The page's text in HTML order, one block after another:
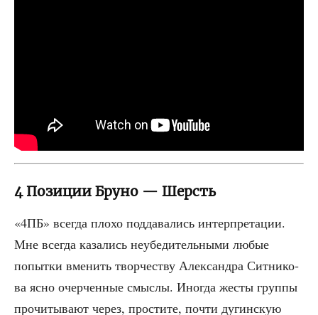
4 Позиции Бруно — Шерсть
«4ПБ» все­гда пло­хо под­да­ва­лись интер­пре­та­ции.
Мне все­гда каза­лись неубе­ди­тель­ны­ми любые
попыт­ки вме­нить твор­че­ству Алек­сандра Сит­ни­ко­
ва ясно очер­чен­ные смыс­лы. Ино­гда жесты груп­пы
про­чи­ты­ва­ют через, про­сти­те, почти дугин­скую